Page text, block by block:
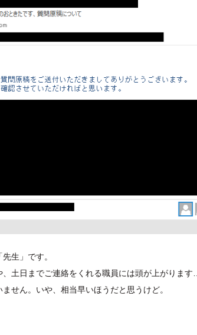
生」です。
土日までご連絡をくれる職員には頭が上がります…
せん。いや、相当早いほうだと思うけど。